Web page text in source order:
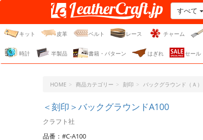
レザークラフト・ドット・
ジェーピー
すべて
キット 皮革 ベルト レース チャーム
時計 半製品 書籍・パターン はぎれ セール
HOME 商品カテゴリー 刻印 バックグラウンド（Ａ）
＜刻印＞バックグラウンドA100
クラフト社
品番：#C-A100